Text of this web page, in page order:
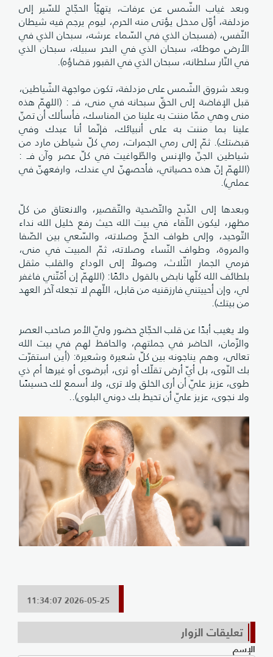
وبعد غياب الشّمس عن عرفات، يتهيّأ الحجّاج للسّير إلى
مزدلفة، أوّل مدخل يؤتى منه الحرم، ليوم يرجم فيه شيطان
النّفس، (فسبحان الذي في السّماء عرشه، سبحان الذي في
الأرض موطئه، سبحان الذي في البحر سبيله، سبحان الذي
في النّار سلطانه، سبحان الذي في القبور قضاؤه).
وبعد شروق الشّمس على مزدلفة، تكون مواجهة الشّياطين،
قبل الإفاضة إلى الحقّ سبحانه في منى، فــ : (اللهمّ هذه
منى وهي ممّا مننت به علينا من المناسك، فأسألك أن تمنّ
علينا بما مننت به على أنبيائك، فإنّما أنا عبدك وفي
قبضتك). ثمّ إلى رمي الجمرات، رمي كلّ شياطن مارد من
شياطين الجنّ والإنس والطّواغيت في كلّ عصر وآن فــ :
(اللهمّ إنّ هذه حصياتي، فأحصهنّ لي عندك، وارفعهنّ في
عملي).
وبعدها إلى الذّبح والتّضحية والتّقصير، والانعتاق من كلّ
مظهر، ليكون اللّقاء في بيت الله حيث رفع خليل الله نداء
التّوحيد، وإلى طواف الحجّ وصلاته، والسّعي بين الصّفا
والمروة، وطواف النّساء وصلاته، ثمّ المبيت في منى،
فرمي الجمار الثّلاث، وصولاً إلى الوداع والقلب مثقل
بلطائف الله كلّها نابض بالقول دائمًا: (اللهمّ إن أمّتّني فاغفر
لي، وإن أحييتني فارزقنيه من قابل، اللّهم لا تجعله آخر العهد
من بيتك).
ولا يغيب أبدًا عن قلب الحجّاج ‏حضور وليّ الأمر صاحب العصر
والزّمان، الحاضر في جملتهم، والحافظ لهم في بيت الله
تعالى، وهم يناجونه بين كلّ شعيرة وشعيرة: (أين استقرّت
بك النّوى، بل أيّ أرض تقلّك أو ثرى، أبرضوى أو غيرها أم ذي
طوى، عزيز عليّ أن أرى الخلق ولا ترى، ولا أسمع لك حسيسًا
ولا نجوى، عزيز عليّ أن تحيط بك دوني البلوى)..
2026-05-25 11:34:07
تعليقات الزوار
الإسم